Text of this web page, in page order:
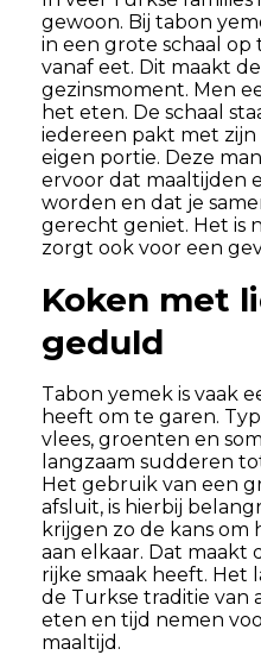
gewoon. Bij tabon
in een grote schaal op
vanaf eet. Dit maakt
gezinsmoment. Men
het eten. De schaal
iedereen pakt met
eigen portie. Deze
ervoor dat maaltijden
worden en dat je
gerecht geniet. Het is
zorgt ook voor een
Koken met
geduld
Tabon yemek is vaak
heeft om te garen.
vlees, groenten en
langzaam sudderen
Het gebruik van een
afsluit, is hierbij
krijgen zo de kans om
aan elkaar. Dat maakt
rijke smaak heeft. Het
de Turkse traditie van
eten en tijd nemen
maaltijd.